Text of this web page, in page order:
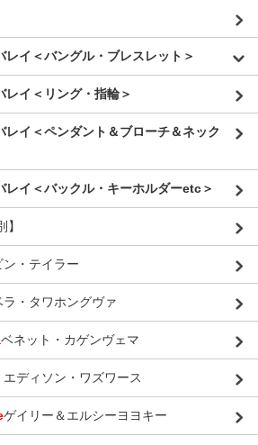
イ＜バングル・ブレスレット＞
イ＜リング・指輪＞
レイ＜ペンダント＆ブローチ＆ネック
レイ＜バックル・キーホルダーetc＞
ン・テイラー
ラ・タワホングヴァ
ベネット・カゲンヴェマ
エディソン・ワズワース
ゲイリー＆エルシーヨヨキー